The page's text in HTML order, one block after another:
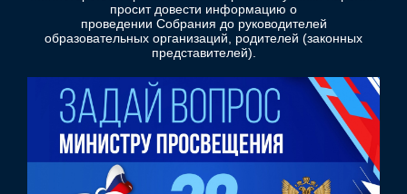
просит довести информацию о
проведении Собрания до руководителей
образовательных организаций, родителей (законных
представителей).